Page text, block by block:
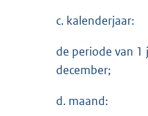
c. kalenderjaar:
de periode van 1
december;
d. maand: